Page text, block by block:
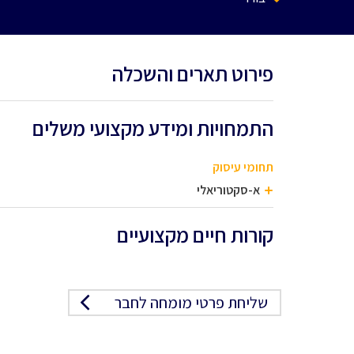
פירוט תארים והשכלה
התמחויות ומידע מקצועי משלים
תחומי עיסוק
א-סקטוריאלי
קורות חיים מקצועיים
שליחת פרטי מומחה לחבר